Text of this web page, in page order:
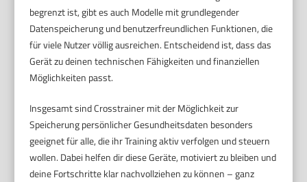
begrenzt ist, gibt es auch Modelle mit grundlegender
Datenspeicherung und benutzerfreundlichen Funktionen, die
für viele Nutzer völlig ausreichen. Entscheidend ist, dass das
Gerät zu deinen technischen Fähigkeiten und finanziellen
Möglichkeiten passt.
Insgesamt sind Crosstrainer mit der Möglichkeit zur
Speicherung persönlicher Gesundheitsdaten besonders
geeignet für alle, die ihr Training aktiv verfolgen und steuern
wollen. Dabei helfen dir diese Geräte, motiviert zu bleiben und
deine Fortschritte klar nachvollziehen zu können – ganz